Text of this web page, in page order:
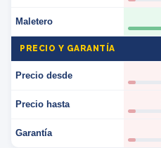
Maletero
PRECIO Y GARANTÍA
Precio desde
Precio hasta
Garantía